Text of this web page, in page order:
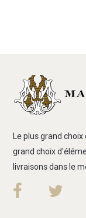
Le plus grand
grand choix
livraisons dans le